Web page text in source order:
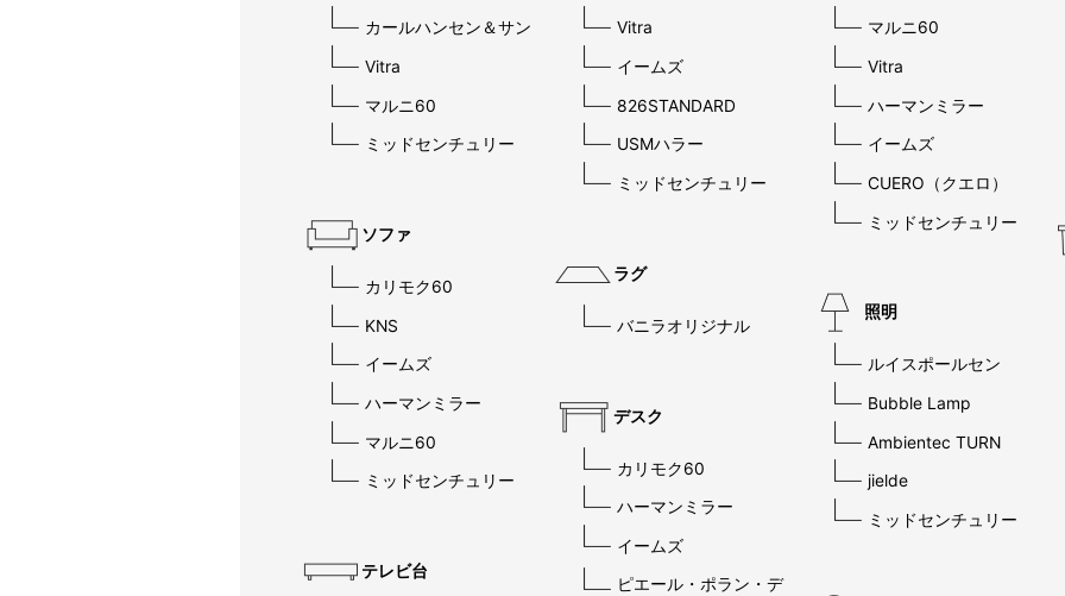
カールハンセン＆サン
Vitra
マルニ60
ミッドセンチュリー
ソファ
カリモク60
KNS
イームズ
ハーマンミラー
マルニ60
ミッドセンチュリー
テレビ台
Vitra
イームズ
826STANDARD
USMハラー
ミッドセンチュリー
ラグ
バニラオリジナル
デスク
カリモク60
ハーマンミラー
イームズ
ピエール・ポラン・デ
マルニ60
Vitra
ハーマンミラー
イームズ
CUERO（クエロ）
ミッドセンチュリー
照明
ルイスポールセン
Bubble Lamp
Ambientec TURN
jielde
ミッドセンチュリー